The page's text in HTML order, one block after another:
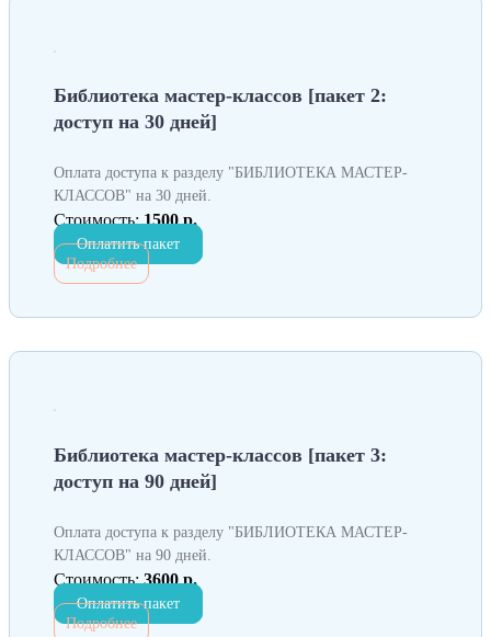
Библиотека мастер-классов [пакет 2:
доступ на 30 дней]
Оплата доступа к разделу "БИБЛИОТЕКА МАСТЕР-
КЛАССОВ" на 30 дней.
Стоимость: 1500 р.
Оплатить пакет
Подробнее
Библиотека мастер-классов [пакет 3:
доступ на 90 дней]
Оплата доступа к разделу "БИБЛИОТЕКА МАСТЕР-
КЛАССОВ" на 90 дней.
Стоимость: 3600 р.
Оплатить пакет
Подробнее